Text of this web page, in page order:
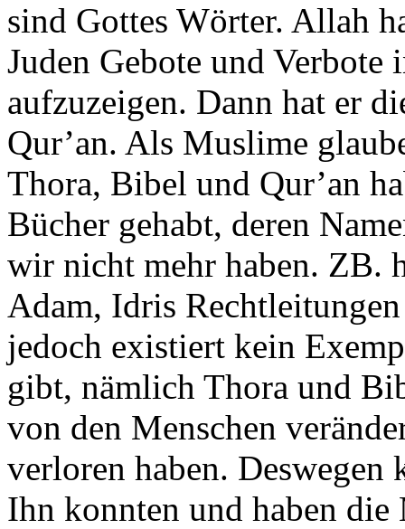
sind Gottes Wörter. Allah
Juden Gebote und
aufzuzeigen. Dann hat er
Qur’an. Als Muslime
Thora, Bibel und Qur’an
Bücher gehabt, deren
wir nicht mehr haben. ZB.
Adam, Idris
jedoch existiert kein
gibt, nämlich Thora und
von den Menschen
verloren haben. Deswegen
Ihn konnten und haben